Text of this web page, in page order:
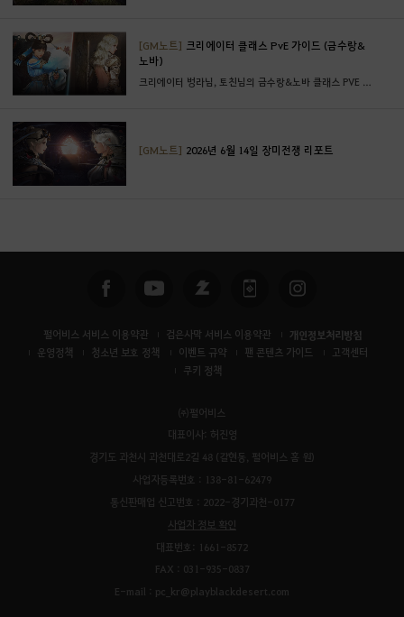
[GM노트] 크리에이터 클래스 PvE 가이드 (금수랑&
노바)
크리에이터 벙라님, 토친님의 금수랑&노바 클래스 PVE 노하우와 콤보를 확인해 보세요.
[GM노트] 2026년 6월 14일 장미전쟁 리포트
펄어비스 서비스 이용약관 검은사막 서비스 이용약관 개인정보처리방침
운영정책 청소년 보호 정책 이벤트 규약 팬 콘텐츠 가이드
고객센터
쿠키 정책
㈜펄어비스
대표이사: 허진영
경기도 과천시 과천대로2길 48 (갈현동, 펄어비스 홈 원)
사업자등록번호 : 138-81-62479
통신판매업 신고번호 : 2022-경기과천-0177
사업자 정보 확인
대표번호: 1661-8572
FAX : 031-935-0837
E-mail : pc_kr@playblackdesert.com